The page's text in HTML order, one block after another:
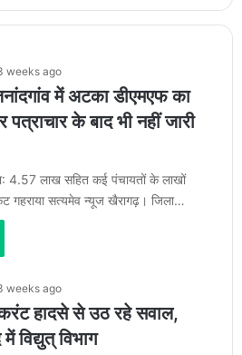
weeks ago
में अटका डीएमएफ का
पत्राचार के बाद भी नहीं जारी
4.57 लाख सहित कई पंचायतों के लाखों
सत्यमेव न्यूज खैरागढ़। जिला…
weeks ago
करंट हादसे से उठ रहे सवाल,
विद्युत् विभाग